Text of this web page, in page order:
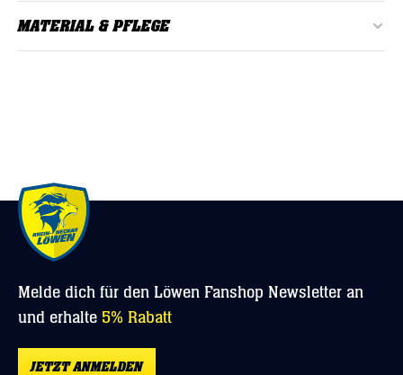
Farbe: Dunkelblau
MATERIAL & PFLEGE
Nicht weichspülen
Melde dich für den Löwen Fanshop Newsletter an
und erhalte 5% Rabatt
JETZT ANMELDEN